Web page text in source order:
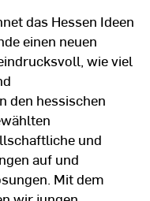
das Hessen Ideen
einen neuen
wie viel
den hessischen
und
auf und
Mit dem